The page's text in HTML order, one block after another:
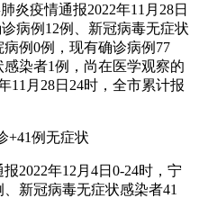
炎疫情通报2022年11月28日
病例12例、新冠病毒无症状
例0例，现有确诊病例77
染者1例，尚在医学观察的
11月28日24时，全市累计报
+41例无症状
2022年12月4日0-24时，宁
新冠病毒无症状感染者41